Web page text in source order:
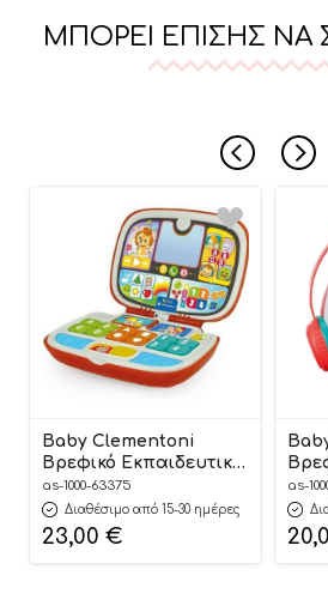
ΜΠΟΡΕΊ ΕΠΊΣΗΣ ΝΑ
Baby Clementoni
Βρεφικό Εκπαιδευτικό
Baby Laptop 9m+, As
Company
as-1000-63375
Διαθέσιμο από 15-30 ημέρες
23,00 €
Dixi
9m+
as-